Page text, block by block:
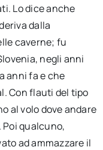
Lo dice anche
dalla
caverne; fu
negli anni
anni fa e che
Con flauti del tipo
al volo dove andare
Poi qualcuno,
ad ammazzare il